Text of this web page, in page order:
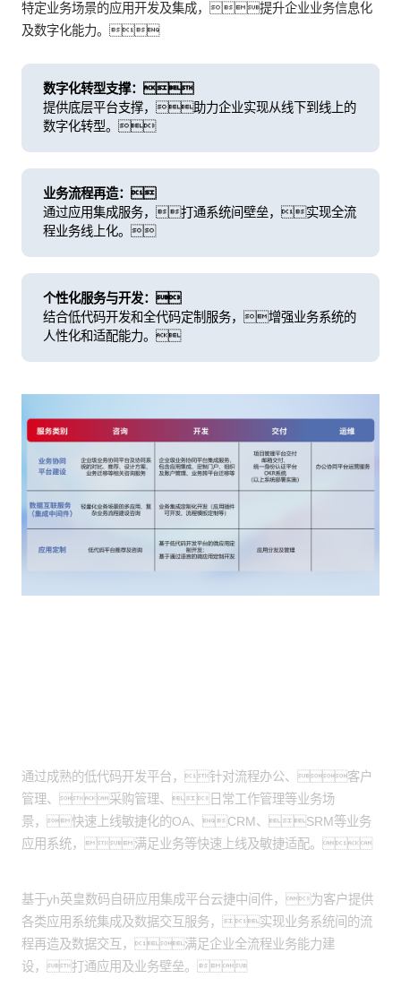
特定业务场景的应用开发及集成，提升企业业务信息化
及数字化能力。
数字化转型支撑：
提供底层平台支撑，助力企业实现从线下到线上的
数字化转型。
业务流程再造：
通过应用集成服务，打通系统间壁垒，实现全流
程业务线上化。
个性化服务与开发：
结合低代码开发和全代码定制服务，增强业务系统的
人性化和适配能力。
通过成熟的低代码开发平台，针对流程办公、客户
管理、采购管理、日常工作管理等业务场
景，快速上线敏捷化的OA、CRM、SRM等业务
应用系统，满足业务等快速上线及敏捷适配。
基于yh英皇数码自研应用集成平台云捷中间件，为客户提供
各类应用系统集成及数据交互服务，实现业务系统间的流
程再造及数据交互，满足企业全流程业务能力建
设，打通应用及业务壁垒。